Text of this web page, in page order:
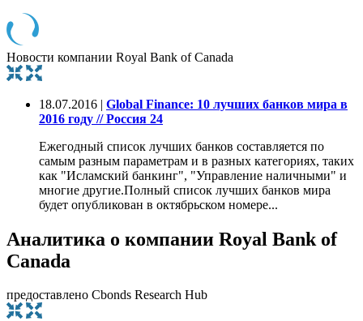
Новости компании Royal Bank of Canada
18.07.2016 | Global Finance: 10 лучших банков мира в
2016 году // Россия 24
Ежегодный список лучших банков составляется по
самым разным параметрам и в разных категориях, таких
как "Исламский банкинг", "Управление наличными" и
многие другие.Полный список лучших банков мира
будет опубликован в октябрьском номере...
Аналитика о компании Royal Bank of
Canada
предоставлено Cbonds Research Hub